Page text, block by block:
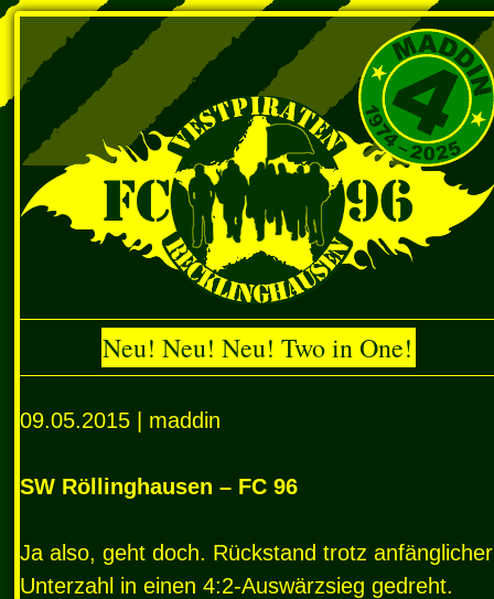
Neu! Neu! Neu! Two in One!
09.05.2015 | maddin
SW Röllinghausen – FC 96
Ja also, geht doch. Rückstand trotz anfänglicher
Unterzahl in einen 4:2-Auswärzsieg gedreht.